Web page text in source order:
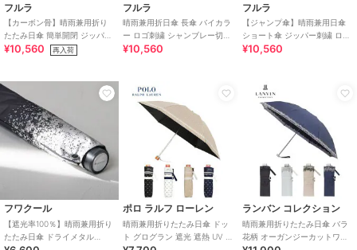
フルラ
【カーボン骨】晴雨兼用折り
たたみ日傘 簡単開閉 ジッパー
刺繍 ロゴ 遮光率100％ 遮熱
¥10,560 再入荷
フルラ
晴雨兼用折日傘 長傘 バイカラ
ー ロゴ刺繍 シャンブレー切継
遮光 遮熱 UV 軽量
¥10,560
フルラ
【ジャンプ傘】晴雨兼用日傘
ショート傘 ジッパー刺繍 ロゴ
遮光率100％ 遮熱 UV 軽量
¥10,560
フワクール
【遮光率100％】晴雨兼用折り
たたみ日傘 ドライメタル
ポロ ラルフ ローレン
晴雨兼用折りたたみ日傘 ドッ
ト グログラン 遮光 遮熱 UV 軽
ランバン コレクション
晴雨兼用折りたたみ日傘 バラ
花柄 オーガンジーカットワー